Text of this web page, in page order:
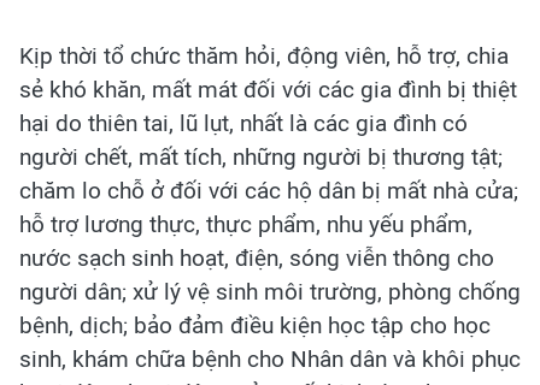
Kịp thời tổ chức thăm hỏi, động viên, hỗ trợ, chia
sẻ khó khăn, mất mát đối với các gia đình bị thiệt
hại do thiên tai, lũ lụt, nhất là các gia đình có
người chết, mất tích, những người bị thương tật;
chăm lo chỗ ở đối với các hộ dân bị mất nhà cửa;
hỗ trợ lương thực, thực phẩm, nhu yếu phẩm,
nước sạch sinh hoạt, điện, sóng viễn thông cho
người dân; xử lý vệ sinh môi trường, phòng chống
bệnh, dịch; bảo đảm điều kiện học tập cho học
sinh, khám chữa bệnh cho Nhân dân và khôi phục